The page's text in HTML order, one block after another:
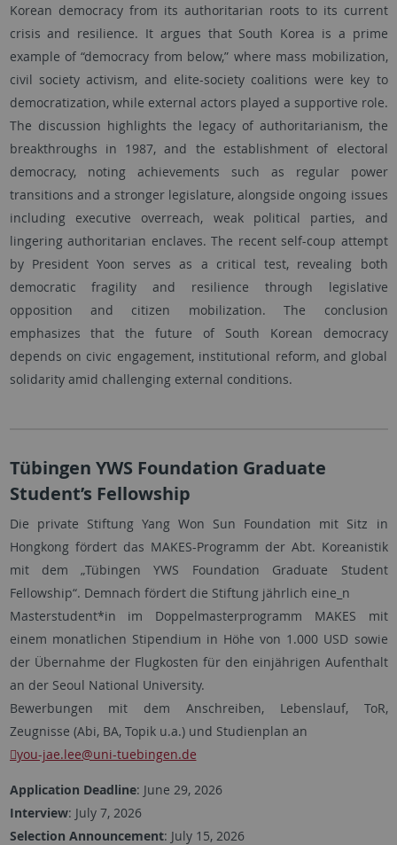
Korean democracy from its authoritarian roots to its current
crisis and resilience. It argues that South Korea is a prime
example of “democracy from below,” where mass mobilization,
civil society activism, and elite-society coalitions were key to
democratization, while external actors played a supportive role.
The discussion highlights the legacy of authoritarianism, the
breakthroughs in 1987, and the establishment of electoral
democracy, noting achievements such as regular power
transitions and a stronger legislature, alongside ongoing issues
including executive overreach, weak political parties, and
lingering authoritarian enclaves. The recent self-coup attempt
by President Yoon serves as a critical test, revealing both
democratic fragility and resilience through legislative
opposition and citizen mobilization. The conclusion
emphasizes that the future of South Korean democracy
depends on civic engagement, institutional reform, and global
solidarity amid challenging external conditions.
Tübingen YWS Foundation Graduate
Student’s Fellowship
Die private Stiftung Yang Won Sun Foundation mit Sitz in
Hongkong fördert das MAKES-Programm der Abt. Koreanistik
mit dem „Tübingen YWS Foundation Graduate Student
Fellowship“. Demnach fördert die Stiftung jährlich eine_n
Masterstudent*in im Doppelmasterprogramm MAKES mit
einem monatlichen Stipendium in Höhe von 1.000 USD sowie
der Übernahme der Flugkosten für den einjährigen Aufenthalt
an der Seoul National University.
Bewerbungen mit dem Anschreiben, Lebenslauf, ToR,
Zeugnisse (Abi, BA, Topik u.a.) und Studienplan an
you-jae.lee@uni-tuebingen.de
Application Deadline: June 29, 2026
Interview: July 7, 2026
Selection Announcement: July 15, 2026